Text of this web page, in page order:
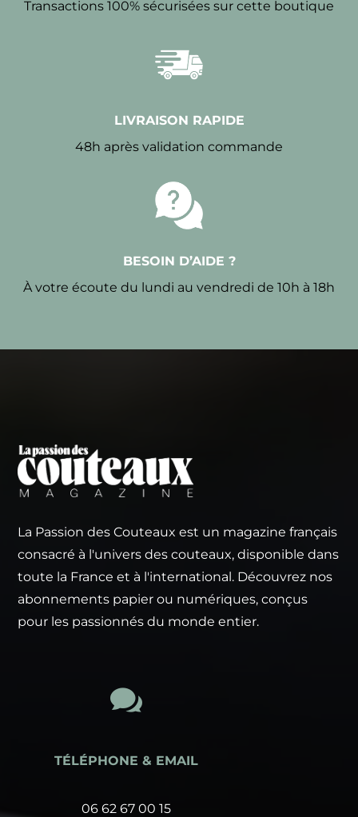
Transactions 100% sécurisées sur cette boutique
LIVRAISON RAPIDE
48h après validation commande
BESOIN D’AIDE ?
À votre écoute du lundi au vendredi de 10h à 18h
La Passion des Couteaux est un magazine français
consacré à l'univers des couteaux, disponible dans
toute la France et à l'international. Découvrez nos
abonnements papier ou numériques, conçus
pour les passionnés du monde entier.

TÉLÉPHONE & EMAIL
06 62 67 00 15